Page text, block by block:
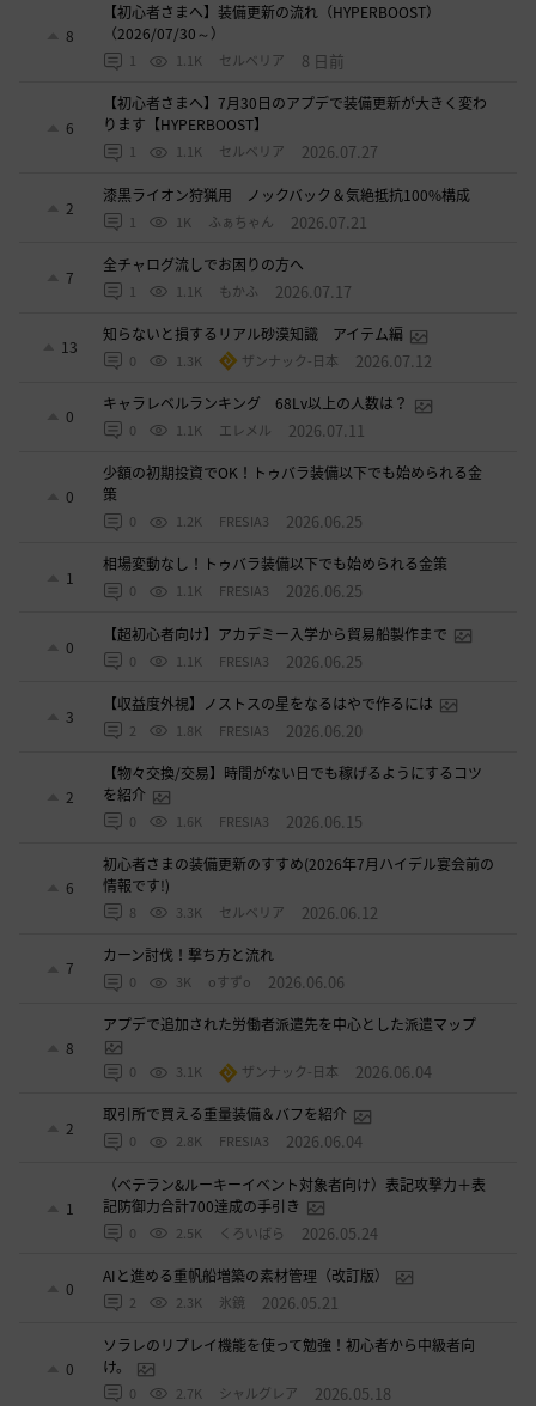
8
【初心者さまへ】装備更新の流れ（HYPERBOOST）
（2026/07/30～）
1 1.1K セルベリア 8 日前
6
【初心者さまへ】7月30日のアプデで装備更新が大きく変わ
ります【HYPERBOOST】
1 1.1K セルベリア 2026.07.27
2
漆黒ライオン狩猟用 ノックバック＆気絶抵抗100%構成
1 1K ふぁちゃん 2026.07.21
7
全チャログ流しでお困りの方へ
1 1.1K もかふ 2026.07.17
13
知らないと損するリアル砂漠知識 アイテム編
0 1.3K ザンナック-日本 2026.07.12
0
キャラレベルランキング 68Lv以上の人数は？
0 1.1K エレメル 2026.07.11
0
少額の初期投資でOK！トゥバラ装備以下でも始められる金
策
0 1.2K FRESIA3 2026.06.25
1
相場変動なし！トゥバラ装備以下でも始められる金策
0 1.1K FRESIA3 2026.06.25
0
【超初心者向け】アカデミー入学から貿易船製作まで
0 1.1K FRESIA3 2026.06.25
3
【収益度外視】ノストスの星をなるはやで作るには
2 1.8K FRESIA3 2026.06.20
2
【物々交換/交易】時間がない日でも稼げるようにするコツ
を紹介
0 1.6K FRESIA3 2026.06.15
6
初心者さまの装備更新のすすめ(2026年7月ハイデル宴会前の
情報です!)
8 3.3K セルベリア 2026.06.12
7
カーン討伐！撃ち方と流れ
0 3K oすずo 2026.06.06
8
アプデで追加された労働者派遣先を中心とした派遣マップ
0 3.1K ザンナック-日本 2026.06.04
2
取引所で買える重量装備＆バフを紹介
0 2.8K FRESIA3 2026.06.04
1
（ベテラン&ルーキーイベント対象者向け）表記攻撃力＋表
記防御力合計700達成の手引き
0 2.5K くろいばら 2026.05.24
0
AIと進める重帆船増築の素材管理（改訂版）
2 2.3K 氷鏡 2026.05.21
0
ソラレのリプレイ機能を使って勉強！初心者から中級者向
け。
0 2.7K シャルグレア 2026.05.18